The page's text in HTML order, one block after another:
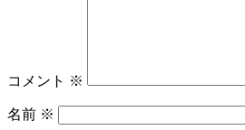
コメント ※
名前 ※